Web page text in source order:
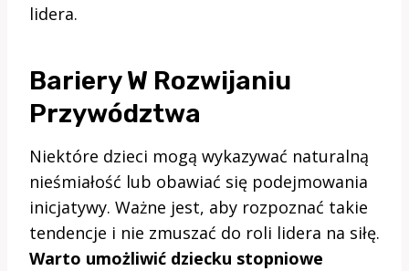
lidera.
Bariery W Rozwijaniu
Przywództwa
Niektóre dzieci mogą wykazywać naturalną
nieśmiałość lub obawiać się podejmowania
inicjatywy. Ważne jest, aby rozpoznać takie
tendencje i nie zmuszać do roli lidera na siłę.
Warto umożliwić dziecku stopniowe